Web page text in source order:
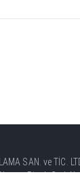
SAN. ve TİC.
Pisak Cad.